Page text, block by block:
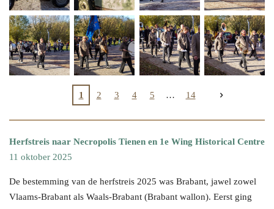
1 2 3 4 5 14
Herfstreis naar Necropolis Tienen en 1e Wing Historical Centre
11 oktober 2025
De bestemming van de herfstreis 2025 was Brabant, jawel zowel
Vlaams-Brabant als Waals-Brabant (Brabant wallon). Eerst ging